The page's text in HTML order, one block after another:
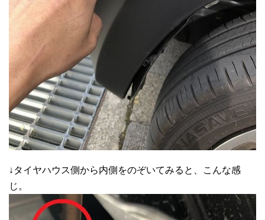
↓タイヤハウス側から内側をのぞいてみると、こんな感
じ。